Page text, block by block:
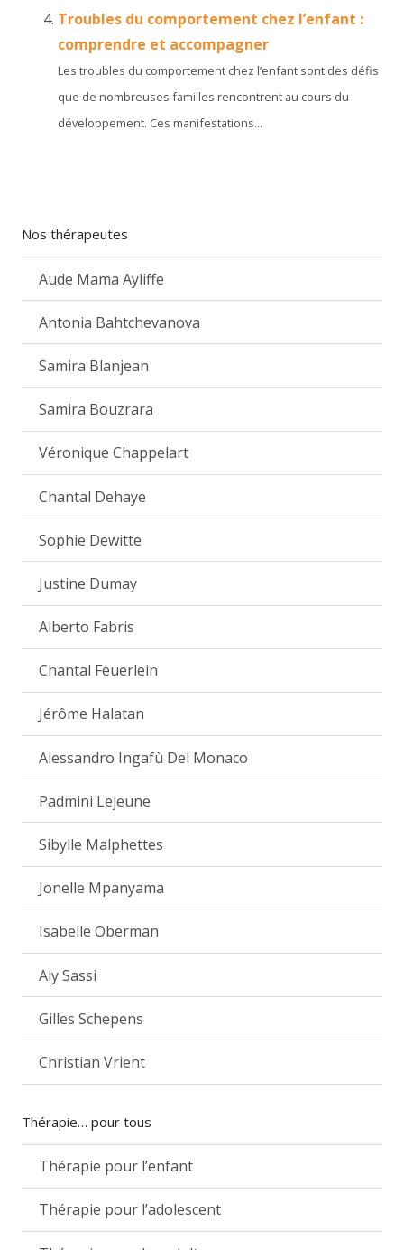
Troubles du comportement chez l’enfant :
comprendre et accompagner
Les troubles du comportement chez l’enfant sont des défis
que de nombreuses familles rencontrent au cours du
développement. Ces manifestations...
Nos thérapeutes
Aude Mama Ayliffe
Antonia Bahtchevanova
Samira Blanjean
Samira Bouzrara
Véronique Chappelart
Chantal Dehaye
Sophie Dewitte
Justine Dumay
Alberto Fabris
Chantal Feuerlein
Jérôme Halatan
Alessandro Ingafù Del Monaco
Padmini Lejeune
Sibylle Malphettes
Jonelle Mpanyama
Isabelle Oberman
Aly Sassi
Gilles Schepens
Christian Vrient
Thérapie… pour tous
Thérapie pour l’enfant
Thérapie pour l’adolescent